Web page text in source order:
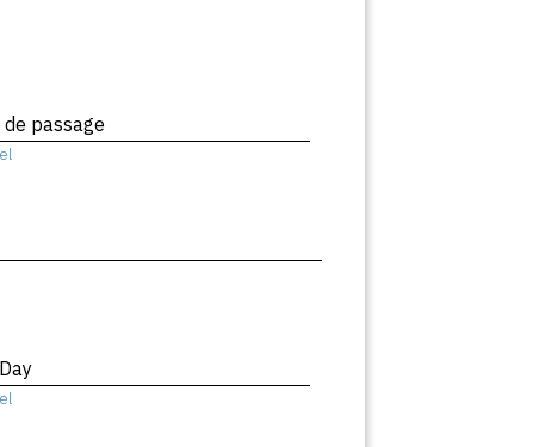
de passage